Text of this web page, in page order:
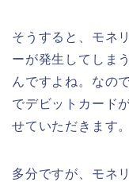
そうすると、モネ
ーが発生してしま
んですよね。なの
でデビットカード
せていただきます。
多分ですが、モネ